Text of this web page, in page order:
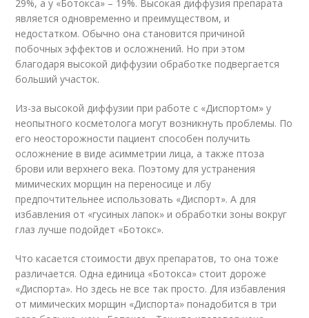
29%, а у «Ботокса» – 19%. Высокая диффузия препарата
является одновременно и преимуществом, и
недостатком. Обычно она становится причиной
побочных эффектов и осложнений. Но при этом
благодаря высокой диффузии обработке подвергается
больший участок.
Из-за высокой диффузии при работе с «Диспортом» у
неопытного косметолога могут возникнуть проблемы. По
его неосторожности пациент способен получить
осложнение в виде асимметрии лица, а также птоза
брови или верхнего века. Поэтому для устранения
мимических морщин на переносице и лбу
предпочтительнее использовать «Диспорт». А для
избавления от «гусиных лапок» и обработки зоны вокруг
глаз лучше подойдет «Ботокс».
Что касается стоимости двух препаратов, то она тоже
различается. Одна единица «Ботокса» стоит дороже
«Диспорта». Но здесь не все так просто. Для избавления
от мимических морщин «Диспорта» понадобится в три